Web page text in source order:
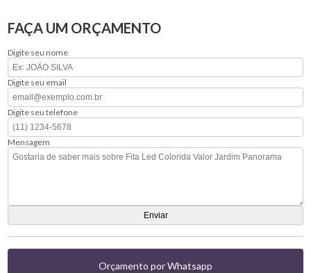
FAÇA UM ORÇAMENTO
Digite seu nome
Digite seu email
Digite seu telefone
Mensagem
Orçamento por Whatsapp